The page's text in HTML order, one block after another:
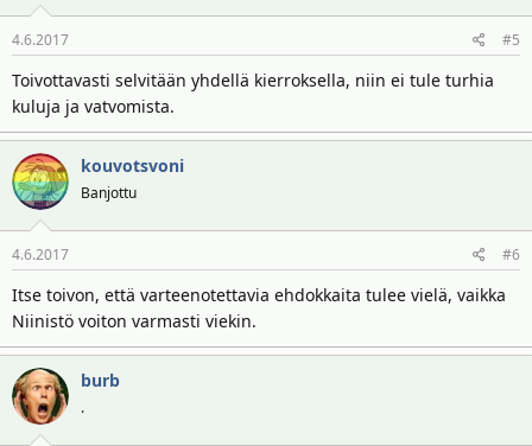
4.6.2017 #5
Toivottavasti selvitään yhdellä kierroksella, niin ei tule turhia
kuluja ja vatvomista.
kouvotsvoni
Banjottu
4.6.2017 #6
Itse toivon, että varteenotettavia ehdokkaita tulee vielä, vaikka
Niinistö voiton varmasti viekin.
burb
.